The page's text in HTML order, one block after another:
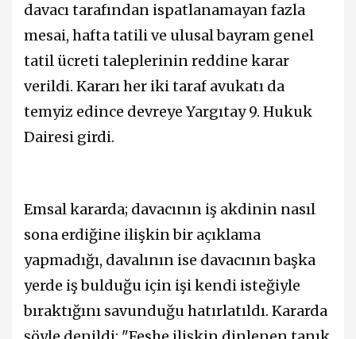
davacı tarafından ispatlanamayan fazla
mesai, hafta tatili ve ulusal bayram genel
tatil ücreti taleplerinin reddine karar
verildi. Kararı her iki taraf avukatı da
temyiz edince devreye Yargıtay 9. Hukuk
Dairesi girdi.
Emsal kararda; davacının iş akdinin nasıl
sona erdiğine ilişkin bir açıklama
yapmadığı, davalının ise davacının başka
yerde iş bulduğu için işi kendi isteğiyle
bıraktığını savunduğu hatırlatıldı. Kararda